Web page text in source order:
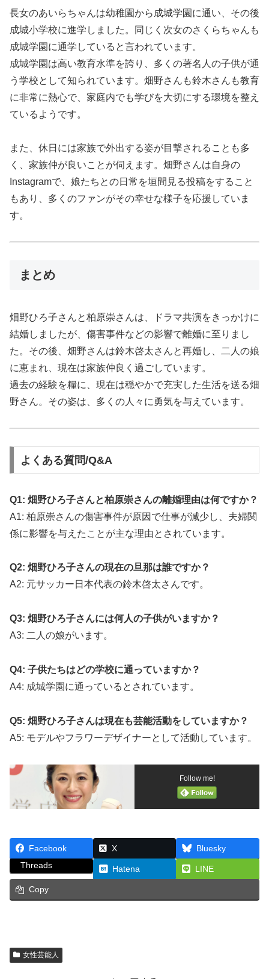
長女のあいらちゃんは幼稚園から成城学園に通い、その後
成城小学校に進学しました。同じく次女のさくらちゃんも
成城学園に通学していると言われています。
成城学園は高い教育水準を誇り、多くの著名人の子供が通
う学校として知られています。畑野さんも鈴木さんも教育
に非常に熱心で、家庭内でも学びを大切にする環境を整え
ているようです。
また、休日には家族で外出する姿が目撃されることも多
く、家族仲が良いことが伺えます。畑野さんは自身の
Instagramで、娘たちとの日常を垣間見る投稿をすること
もあり、多くのファンがその幸せな様子を応援していま
す。
まとめ
畑野ひろ子さんと柏原崇さんは、ドラマ共演をきっかけに
結婚しましたが、傷害事件などの影響で離婚に至りまし
た。その後、畑野さんは鈴木啓太さんと再婚し、二人の娘
に恵まれ、現在は家族仲良く過ごしています。
過去の経験を糧に、現在は穏やかで充実した生活を送る畑
野さん。その姿は、多くの人々に勇気を与えています。
よくある質問/Q&A
Q1: 畑野ひろ子さんと柏原崇さんの離婚理由は何ですか？
A1: 柏原崇さんの傷害事件が原因で仕事が減少し、夫婦関
係に影響を与えたことが主な理由とされています。
Q2: 畑野ひろ子さんの現在の旦那は誰ですか？
A2: 元サッカー日本代表の鈴木啓太さんです。
Q3: 畑野ひろ子さんには何人の子供がいますか？
A3: 二人の娘がいます。
Q4: 子供たちはどの学校に通っていますか？
A4: 成城学園に通っているとされています。
Q5: 畑野ひろ子さんは現在も芸能活動をしていますか？
A5: モデルやフラワーデザイナーとして活動しています。
Follow me!
Facebook X
Bluesky
Threads
Hatena LINE
Copy
女性芸能人